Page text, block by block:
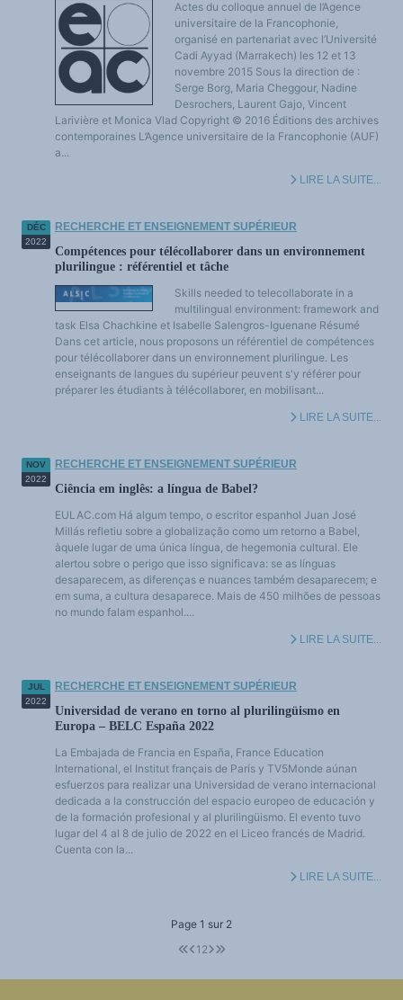
Actes du colloque annuel de l’Agence
universitaire de la Francophonie,
organisé en partenariat avec l’Université
Cadi Ayyad (Marrakech) les 12 et 13
novembre 2015 Sous la direction de :
Serge Borg, Maria Cheggour, Nadine
Desrochers, Laurent Gajo, Vincent
Larivière et Monica Vlad Copyright © 2016 Éditions des archives
contemporaines L’Agence universitaire de la Francophonie (AUF)
a...
LIRE LA SUITE...
DÉC
2022
RECHERCHE ET ENSEIGNEMENT SUPÉRIEUR
Compétences pour télécollaborer dans un environnement
plurilingue : référentiel et tâche
Skills needed to telecollaborate in a
multilingual environment: framework and
task Elsa Chachkine et Isabelle Salengros-Iguenane Résumé
Dans cet article, nous proposons un référentiel de compétences
pour télécollaborer dans un environnement plurilingue. Les
enseignants de langues du supérieur peuvent s'y référer pour
préparer les étudiants à télécollaborer, en mobilisant...
LIRE LA SUITE...
NOV
2022
RECHERCHE ET ENSEIGNEMENT SUPÉRIEUR
Ciência em inglês: a língua de Babel?
EULAC.com Há algum tempo, o escritor espanhol Juan José
Millás refletiu sobre a globalização como um retorno a Babel,
àquele lugar de uma única língua, de hegemonia cultural. Ele
alertou sobre o perigo que isso significava: se as línguas
desaparecem, as diferenças e nuances também desaparecem; e
em suma, a cultura desaparece. Mais de 450 milhões de pessoas
no mundo falam espanhol....
LIRE LA SUITE...
JUL
2022
RECHERCHE ET ENSEIGNEMENT SUPÉRIEUR
Universidad de verano en torno al plurilingüismo en
Europa – BELC España 2022
La Embajada de Francia en España, France Education
International, el Institut français de París y TV5Monde aúnan
esfuerzos para realizar una Universidad de verano internacional
dedicada a la construcción del espacio europeo de educación y
de la formación profesional y al plurilingüismo. El evento tuvo
lugar del 4 al 8 de julio de 2022 en el Liceo francés de Madrid.
Cuenta con la...
LIRE LA SUITE...
Page 1 sur 2
1 2